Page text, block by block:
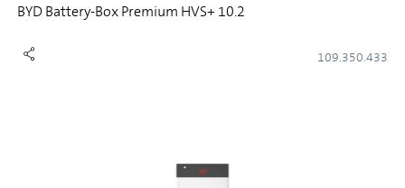
BYD Battery-Box Premium HVS+ 10.2
109.350.433